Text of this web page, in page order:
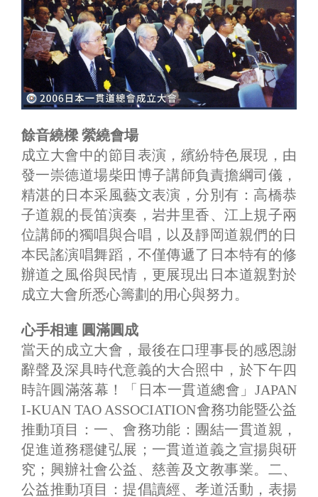
餘音繞樑 縈繞會場
成立大會中的節目表演，繽紛特色展現，由
發一崇德道場柴田博子講師負責擔綱司儀，
精湛的日本采風藝文表演，分別有：高橋恭
子道親的長笛演奏，岩井里香、江上規子兩
位講師的獨唱與合唱，以及靜岡道親們的日
本民謠演唱舞蹈，不僅傳遞了日本特有的修
辦道之風俗與民情，更展現出日本道親對於
成立大會所悉心籌劃的用心與努力。
心手相連 圓滿圓成
當天的成立大會，最後在口理事長的感恩謝
辭聲及深具時代意義的大合照中，於下午四
時許圓滿落幕！「日本一貫道總會」JAPAN
I-KUAN TAO ASSOCIATION會務功能暨公益
推動項目：一、會務功能：團結一貫道親，
促進道務穩健弘展；一貫道道義之宣揚與研
究；興辦社會公益、慈善及文教事業。二、
公益推動項目：提倡讀經、孝道活動，表揚